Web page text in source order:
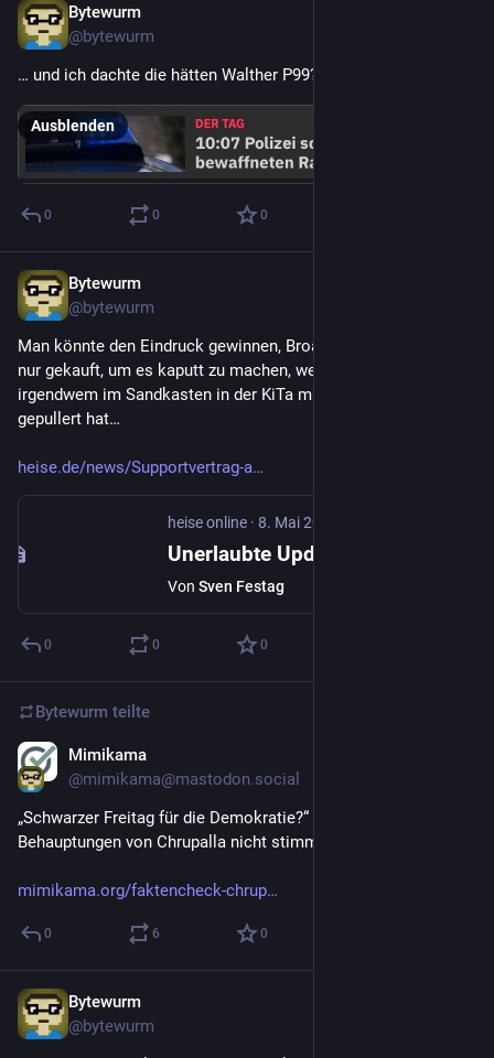
Bytewurm
@bytewurm
… und ich dachte die hätten Walther P99?
Ausblenden
0 0 0
Bytewurm
@bytewurm
Man könnte den Eindruck gewinnen, Broadcom hat VMWare
nur gekauft, um es kaputt zu machen, weil irgendwer
irgendwem im Sandkasten in der KiTa mal ins Förmchen
gepullert hat…
heise.de/news/Supportvertrag-a
heise online · 8. Mai 2025
Von Sven Festag
0 0 0
Bytewurm teilte
Mimikama
@mimikama@mastodon.social
„Schwarzer Freitag für die Demokratie?“ Was an den
Behauptungen von Chrupalla nicht stimmt.
mimikama.org/faktencheck-chrup
0 6 0
Bytewurm
@bytewurm